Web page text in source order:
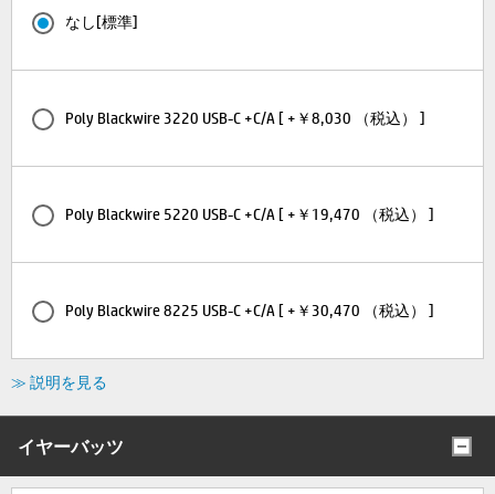
なし[標準]
Poly Blackwire 3220 USB-C +C/A [ +￥8,030 （税込） ]
Poly Blackwire 5220 USB-C +C/A [ +￥19,470 （税込） ]
Poly Blackwire 8225 USB-C +C/A [ +￥30,470 （税込） ]
≫ 説明を見る
イヤーバッツ